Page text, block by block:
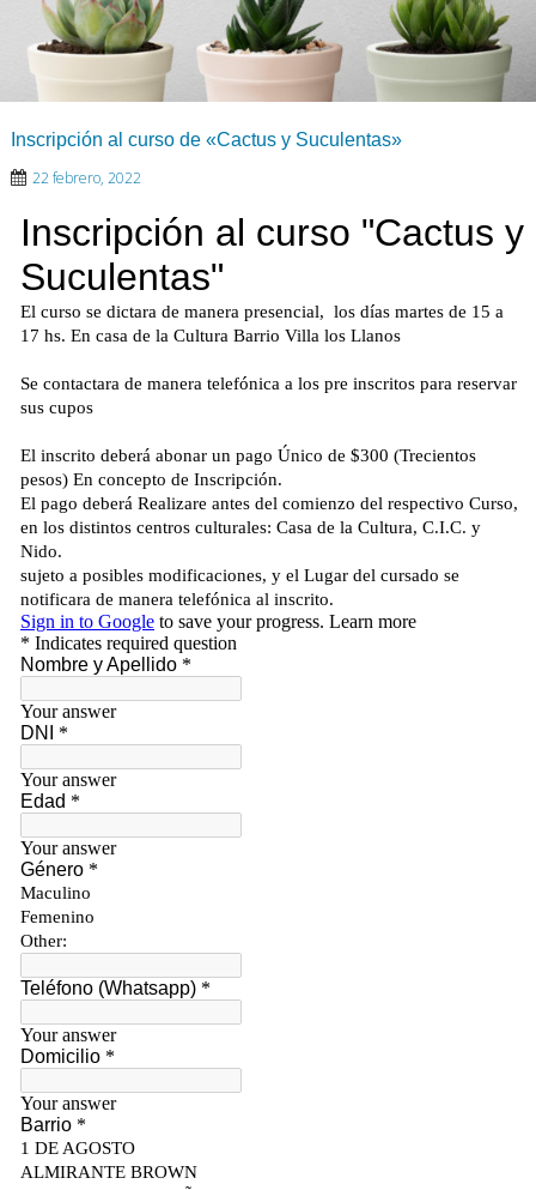
Inscripción al curso de «Cactus y Suculentas»
22 febrero, 2022